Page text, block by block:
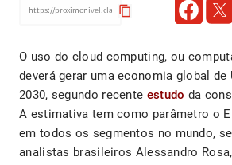
content_copy
O uso do cloud computing, ou
deverá gerar uma economia global de
2030, segundo recente estudo da
A estimativa tem como parâmetro o
em todos os segmentos no mundo,
analistas brasileiros Alessandro